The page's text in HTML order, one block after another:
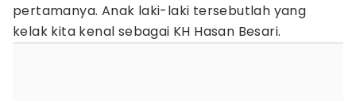
pertamanya. Anak laki-laki tersebutlah yang
kelak kita kenal sebagai KH Hasan Besari.